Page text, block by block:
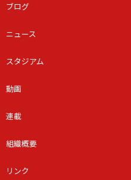
ブログ
ニュース
スタジアム
動画
連載
組織概要
リンク